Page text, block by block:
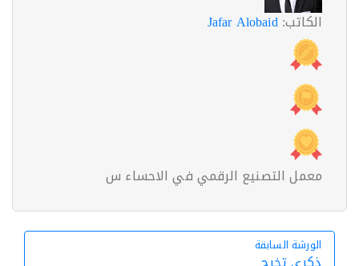
الكاتب:Jafar Alobaid
معمل التصنيع الرقمي في الاحساء س
الورشة السابقة
الورشة السابقة